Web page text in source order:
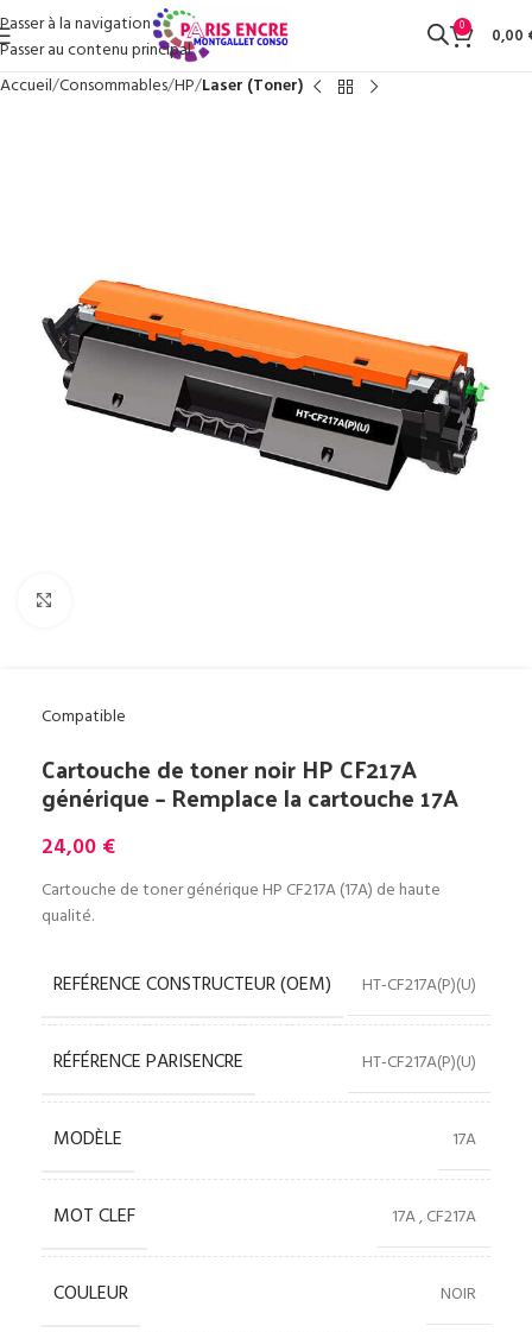
Passer à la navigation
Passer au contenu principal
0 0,00
Accueil Consommables HP Laser (Toner)
Compatible
Cartouche de toner noir HP CF217A
générique – Remplace la cartouche 17A
24,00 €
Cartouche de toner générique HP CF217A (17A) de haute
qualité.
REFÉRENCE CONSTRUCTEUR (OEM) HT-CF217A(P)(U)
RÉFÉRENCE PARISENCRE HT-CF217A(P)(U)
MODÈLE 17A
MOT CLEF 17A,CF217A
COULEUR NOIR